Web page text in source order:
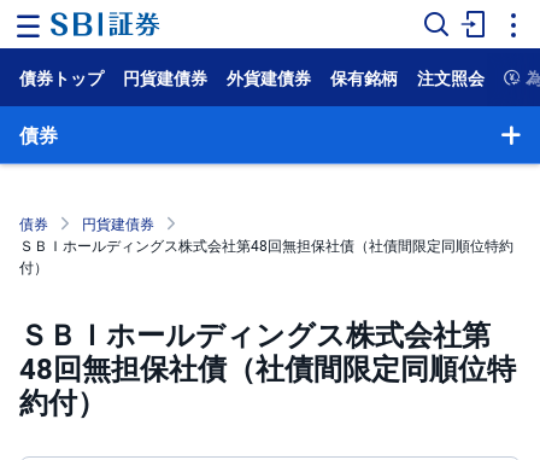
ー
ム
ケ
ッ
ト
国
内
株
式
債券トップ 円貨建債券 外貨建債券 保有銘柄 注文照会
債券
債券
円貨建債券
ＳＢＩホールディングス株式会社第48回無担保社債（社債間限定同順位特約
付）
ＳＢＩホールディングス株式会社第
48回無担保社債（社債間限定同順位特
約付）